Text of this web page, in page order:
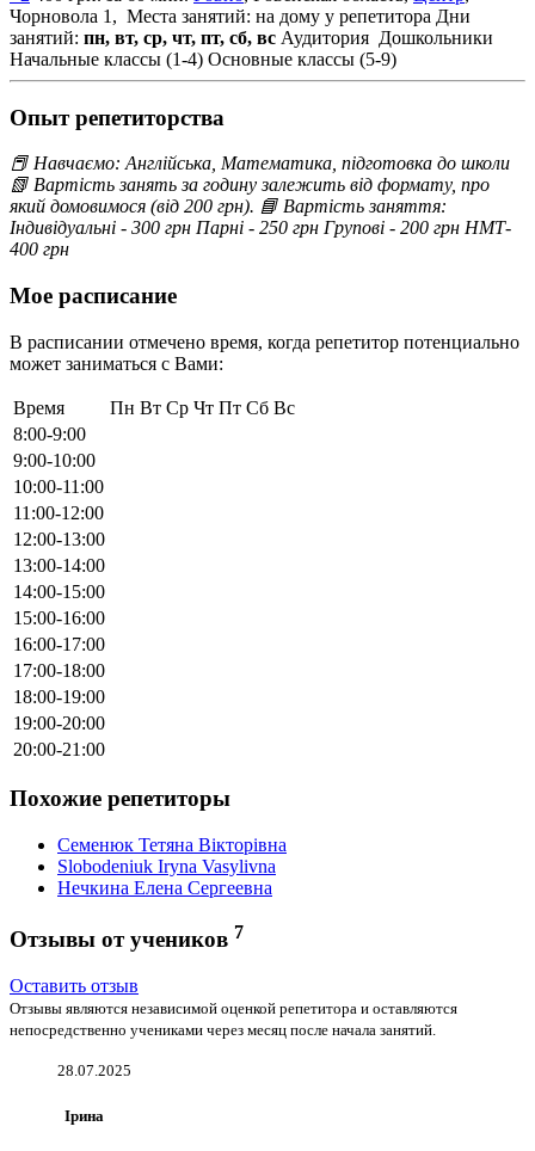
Чорновола 1, Места занятий: на дому у репетитора Дни
занятий: пн, вт, ср, чт, пт, сб, вс Аудитория Дошкольники
Начальные классы (1-4) Основные классы (5-9)
Опыт репетиторства
📕 Навчаємо: Англійська, Математика, підготовка до школи
📗 Вартість занять за годину залежить від формату, про
який домовимося (від 200 грн). 📘 Вартість заняття:
Індивідуальні - 300 грн Парні - 250 грн Групові - 200 грн НМТ-
400 грн
Мое расписание
В расписании отмечено время, когда репетитор потенциально
может заниматься с Вами:
Время Пн Вт Ср Чт Пт Сб Вс
8:00-9:00
9:00-10:00
10:00-11:00
11:00-12:00
12:00-13:00
13:00-14:00
14:00-15:00
15:00-16:00
16:00-17:00
17:00-18:00
18:00-19:00
19:00-20:00
20:00-21:00
Похожие репетиторы
Семенюк Тетяна Вікторівна
Slobodeniuk Iryna Vasylivna
Нечкина Елена Сергеевна
Отзывы от учеников 7
Оставить отзыв
Отзывы являются независимой оценкой репетитора и оставляются
непосредственно учениками через месяц после начала занятий.
28.07.2025
Ірина